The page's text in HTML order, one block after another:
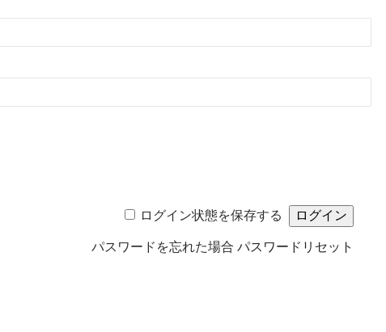
ログイン状態を保存する
パスワードを忘れた場合 パスワードリセット